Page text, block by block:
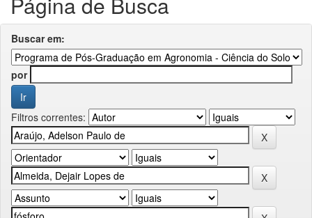
Buscar em:
por
Filtros correntes: